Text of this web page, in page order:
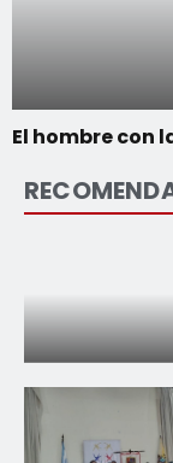
El hombre con